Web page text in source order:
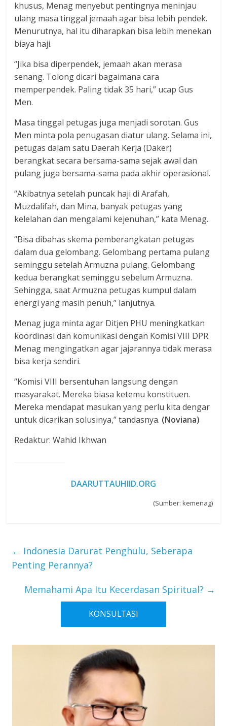
khusus, Menag menyebut pentingnya meninjau
ulang masa tinggal jemaah agar bisa lebih pendek.
Menurutnya, hal itu diharapkan bisa lebih menekan
biaya haji.
“Jika bisa diperpendek, jemaah akan merasa
senang. Tolong dicari bagaimana cara
memperpendek. Paling tidak 35 hari,” ucap Gus
Men.
Masa tinggal petugas juga menjadi sorotan. Gus
Men minta pola penugasan diatur ulang. Selama ini,
petugas dalam satu Daerah Kerja (Daker)
berangkat secara bersama-sama sejak awal dan
pulang juga bersama-sama pada akhir operasional.
“Akibatnya setelah puncak haji di Arafah,
Muzdalifah, dan Mina, banyak petugas yang
kelelahan dan mengalami kejenuhan,” kata Menag.
“Bisa dibahas skema pemberangkatan petugas
dalam dua gelombang. Gelombang pertama pulang
seminggu setelah Armuzna pulang. Gelombang
kedua berangkat seminggu sebelum Armuzna.
Sehingga, saat Armuzna petugas kumpul dalam
energi yang masih penuh,” lanjutnya.
Menag juga minta agar Ditjen PHU meningkatkan
koordinasi dan komunikasi dengan Komisi VIII DPR.
Menag mengingatkan agar jajarannya tidak merasa
bisa kerja sendiri.
“Komisi VIII bersentuhan langsung dengan
masyarakat. Mereka biasa ketemu konstituen.
Mereka mendapat masukan yang perlu kita dengar
untuk dicarikan solusinya,” tandasnya. (Noviana)
Redaktur: Wahid Ikhwan
DAARUTTAUHIID.ORG
(Sumber: kemenag)
← Indonesia Darurat Penghulu, Seberapa
Penting Perannya?
Memahami Apa Itu Kecerdasan Spiritual? →
KONSULTASI